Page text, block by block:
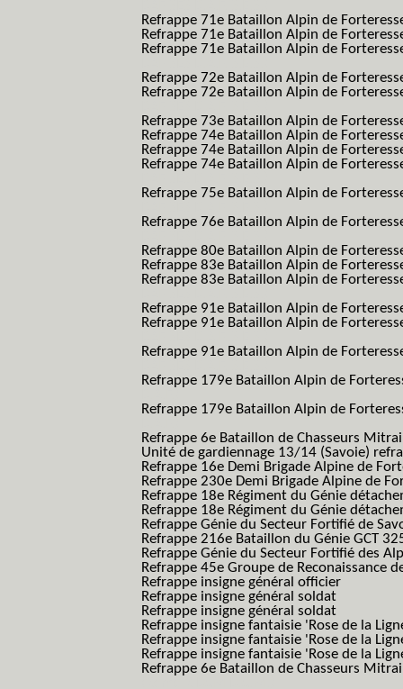
Refrappe 71e Bataillon Alpin de
Refrappe 71e Bataillon Alpin de
Refrappe 71e Bataillon Alpin de
Refrappe 72e Bataillon Alpin de
Refrappe 72e Bataillon Alpin de
Refrappe 73e Bataillon Alpin de
Refrappe 74e Bataillon Alpin de
Refrappe 74e Bataillon Alpin de
Refrappe 74e Bataillon Alpin de
Refrappe 75e Bataillon Alpin de
Refrappe 76e Bataillon Alpin de
Refrappe 80e Bataillon Alpin de
Refrappe 83e Bataillon Alpin de
Refrappe 83e Bataillon Alpin de
Refrappe 91e Bataillon Alpin de
Refrappe 91e Bataillon Alpin de
Refrappe 91e Bataillon Alpin de
Refrappe 179e Bataillon Alpin de
Refrappe 179e Bataillon Alpin de
Refrappe 6e Bataillon de Chasseurs
Unité de gardiennage 13/14 (Savoie)
Refrappe 16e Demi Brigade Alpine de
Refrappe 230e Demi Brigade Alpine de
Refrappe 18e Régiment du Génie
Refrappe 18e Régiment du Génie
Refrappe Génie du Secteur Fortifié de
Refrappe 216e Bataillon du Génie GCT
Refrappe Génie du Secteur Fortifié des
Refrappe 45e Groupe de Reconaissance
Refrappe insigne général officier
Refrappe insigne général soldat
Refrappe insigne général soldat
Refrappe insigne fantaisie 'Rose de la
Refrappe insigne fantaisie 'Rose de la
Refrappe insigne fantaisie 'Rose de la
Refrappe 6e Bataillon de Chasseurs